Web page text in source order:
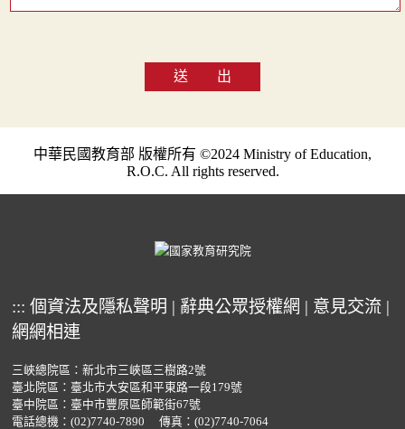
送 出
中華民國教育部 版權所有 ©2024 Ministry of Education,
R.O.C. All rights reserved.
::: 個資法及隱私聲明 | 辭典公眾授權網 | 意見交流 |
網網相連
三峽總院區：新北市三峽區三樹路2號
臺北院區：臺北市大安區和平東路一段179號
臺中院區：臺中市豐原區師範街67號
電話總機： (02)7740-7890 傳真：(02)7740-7064